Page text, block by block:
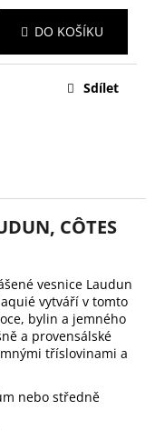
DO KOŠÍKU
Sdílet
CÔTES
vesnice Laudun
vytváří v tomto
bylin a jemného
a provensálské
tříslovinami a
nebo středně